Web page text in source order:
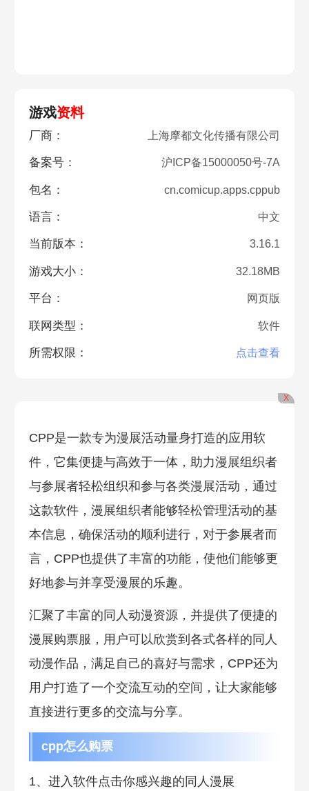
游戏资料
厂商： 上海摩都文化传播有限公司
备案号： 沪ICP备15000050号-7A
包名： cn.comicup.apps.cppub
语言： 中文
当前版本： 3.16.1
游戏大小： 32.18MB
平台： 网页版
联网类型： 软件
所需权限： 点击查看
X
CPP是一款专为漫展活动量身打造的应用软
件，它集便捷与高效于一体，助力漫展组织者
与参展者轻松组织和参与各类漫展活动‌，通过
这款软件，漫展组织者能够轻松管理活动的基
本信息，确保活动的顺利进行，对于参展者而
言，CPP也提供了丰富的功能，使他们能够更
好地参与并享受漫展的乐趣。
汇聚了丰富的同人动漫资源，并提供了便捷的
漫展购票服，用户可以欣赏到各式各样的同人
动漫作品，满足自己的喜好与需求，CPP还为
用户打造了一个交流互动的空间，让大家能够
直接进行更多的交流与分享。
cpp怎么购票
1、进入软件点击你感兴趣的同人漫展